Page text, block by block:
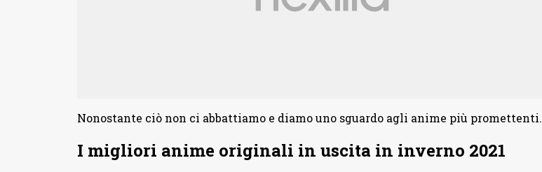
Nonostante ciò non ci abbattiamo e diamo uno sguardo agli anime più promettenti.
I migliori anime originali in uscita in inverno 2021